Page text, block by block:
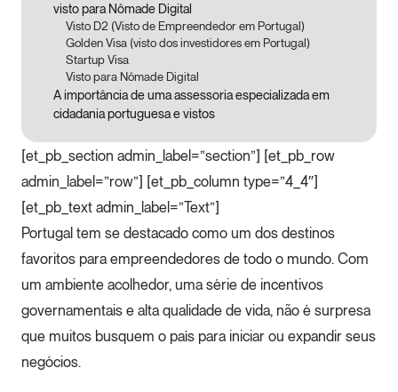
visto para Nômade Digital
Visto D2 (Visto de Empreendedor em Portugal)
Golden Visa (visto dos investidores em Portugal)
Startup Visa
Visto para Nômade Digital
A importância de uma assessoria especializada em
cidadania portuguesa e vistos
[et_pb_section admin_label=”section”] [et_pb_row
admin_label=”row”] [et_pb_column type=”4_4″]
[et_pb_text admin_label=”Text”]
Portugal tem se destacado como um dos destinos
favoritos para empreendedores de todo o mundo. Com
um ambiente acolhedor, uma série de incentivos
governamentais e alta qualidade de vida, não é surpresa
que muitos busquem o país para iniciar ou expandir seus
negócios.